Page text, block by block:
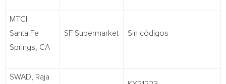
MTCI
Santa Fe
Springs, CA
SF Supermarket Sin códigos
SWAD, Raja